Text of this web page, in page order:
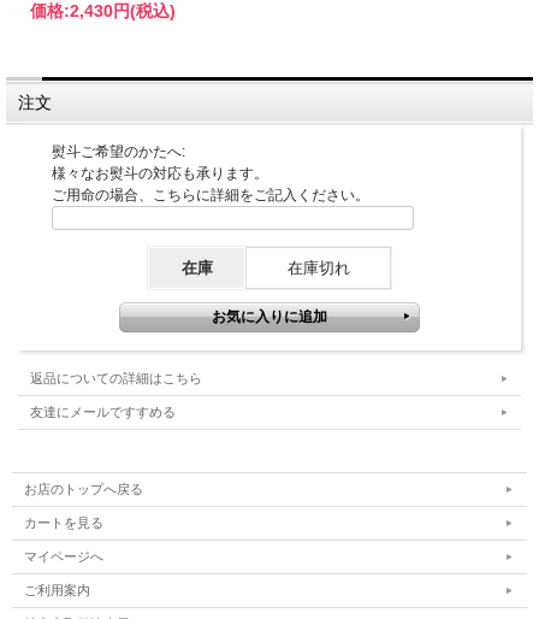
価格:2,430円(税込)
注文
熨斗ご希望のかたへ:
様々なお熨斗の対応も承ります。
ご用命の場合、こちらに詳細をご記入ください。
在庫 在庫切れ
返品についての詳細はこちら
友達にメールですすめる
お店のトップへ戻る
カートを見る
マイページへ
ご利用案内